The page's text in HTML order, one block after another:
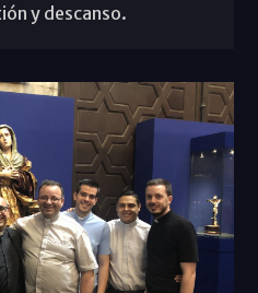
y descanso.